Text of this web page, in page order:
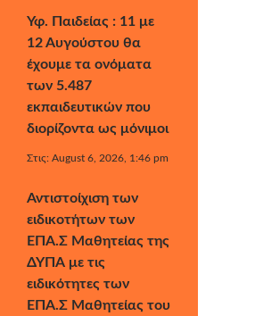
Υφ. Παιδείας : 11 με
12 Αυγούστου θα
έχουμε τα ονόματα
των 5.487
εκπαιδευτικών που
διορίζοντα ως μόνιμοι
Στις: August 6, 2026, 1:46 pm
Αντιστοίχιση των
ειδικοτήτων των
ΕΠΑ.Σ Μαθητείας της
ΔΥΠΑ με τις
ειδικότητες των
ΕΠΑ.Σ Μαθητείας του